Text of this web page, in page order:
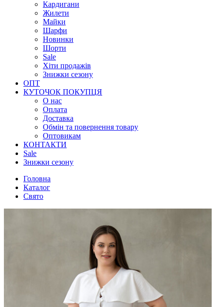
Кардигани
Жилети
Майки
Шарфи
Новинки
Шорти
Sale
Хіти продажів
Знижки сезону
ОПТ
КУТОЧОК ПОКУПЦЯ
О нас
Оплата
Доставка
Обмін та повернення товару
Оптовикам
КОНТАКТИ
Sale
Знижки сезону
Головна
Каталог
Свято